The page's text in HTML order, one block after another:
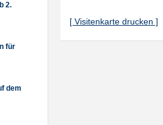
2.
für
dem
[ Visitenkarte drucken ]